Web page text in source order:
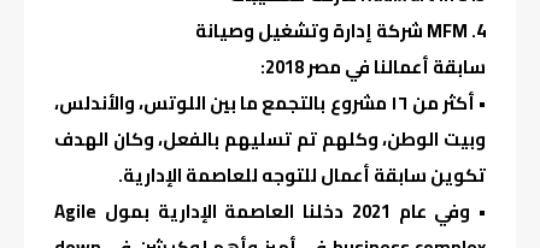
4. MFM شركة إدارة وتشغيل وصيانة
سابقة أعمالنا في مصر 2018:
• أكثر من ١٦ مشروع بالتجمع ما بين اللوتس، والأندلس،
وبيت الوطن، وكلهم تم تسليهم بالفعل، وكان الهدف
تكوين سابقة أعمال للتوجه للعاصمة الإدارية.
• وفي عام 2021 دخلنا العاصمة الإدارية بمول Agile